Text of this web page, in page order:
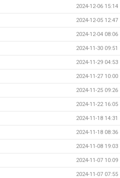
2024-12-06 15:14
2024-12-05 12:47
2024-12-04 08:06
2024-11-30 09:51
2024-11-29 04:53
2024-11-27 10:00
2024-11-25 09:26
2024-11-22 16:05
2024-11-18 14:31
2024-11-18 08:36
2024-11-08 19:03
2024-11-07 10:09
2024-11-07 07:55